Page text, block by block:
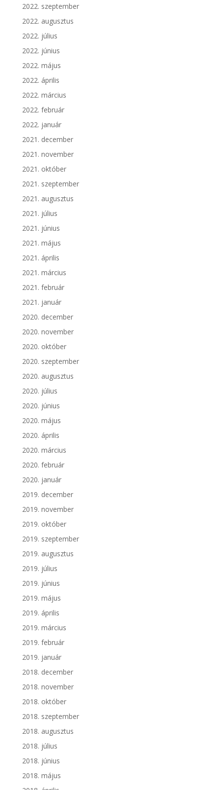
2022. szeptember
2022. augusztus
2022. július
2022. június
2022. május
2022. április
2022. március
2022. február
2022. január
2021. december
2021. november
2021. október
2021. szeptember
2021. augusztus
2021. július
2021. június
2021. május
2021. április
2021. március
2021. február
2021. január
2020. december
2020. november
2020. október
2020. szeptember
2020. augusztus
2020. július
2020. június
2020. május
2020. április
2020. március
2020. február
2020. január
2019. december
2019. november
2019. október
2019. szeptember
2019. augusztus
2019. július
2019. június
2019. május
2019. április
2019. március
2019. február
2019. január
2018. december
2018. november
2018. október
2018. szeptember
2018. augusztus
2018. július
2018. június
2018. május